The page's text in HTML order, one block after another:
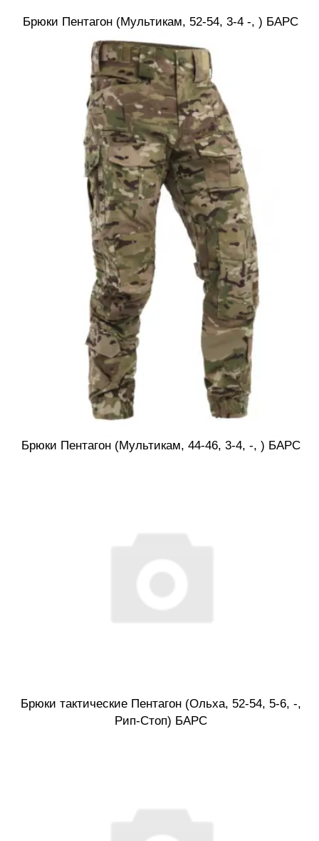
Брюки Пентагон (Мультикам, 52-54, 3-4 -, ) БАРС
Брюки Пентагон (Мультикам, 44-46, 3-4, -, ) БАРС
Брюки тактические Пентагон (Ольха, 52-54, 5-6, -,
Рип-Стоп) БАРС